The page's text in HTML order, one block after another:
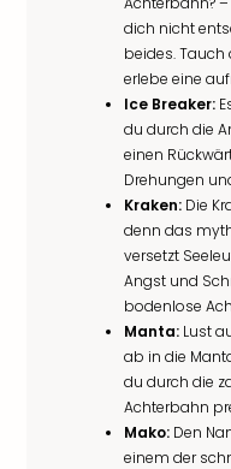
dich nicht
beides.
erlebe eine
Ice Breaker:
du durch die
einen
Drehungen
Kraken: Die
denn das
versetzt
Angst und
bodenlose
Manta: Lust
ab in die
du durch die
Achterbahn
Mako: Den
einem der